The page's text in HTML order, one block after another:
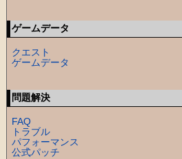
ゲームデータ
クエスト
ゲームデータ
問題解決
FAQ
トラブル
パフォーマンス
公式パッチ